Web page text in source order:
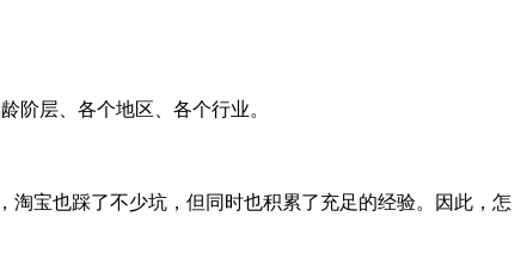
阶层、各个地区、各个行业。
淘宝也踩了不少坑，但同时也积累了充足的经验。因此，怎